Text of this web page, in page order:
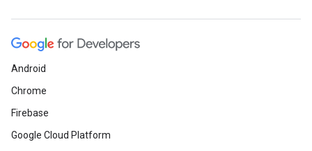
Android
Chrome
Firebase
Google Cloud Platform